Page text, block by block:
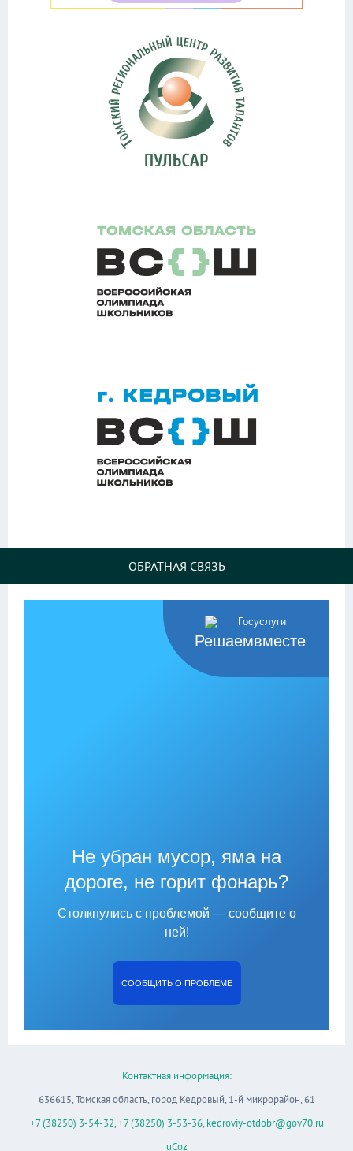
ОБРАТНАЯ СВЯЗЬ
Решаемвместе
Не убран мусор, яма на
дороге, не горит фонарь?
Столкнулись с проблемой — сообщите о
ней!
СООБЩИТЬ О ПРОБЛЕМЕ
Контактная информация:
636615, Томская область, город Кедровый, 1-й микрорайон, 61
+7 (38250) 3-54-32,+7 (38250) 3-53-36, kedroviy-otdobr@gov70.ru
uCoz